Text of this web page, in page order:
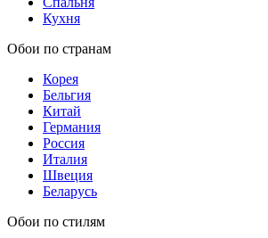
Кухня
Обои по странам
Корея
Бельгия
Китай
Германия
Россия
Италия
Швеция
Беларусь
Обои по стилям